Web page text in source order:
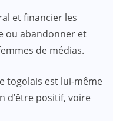
et financier les
ou abandonner et
de médias.
togolais est lui-même
d’être positif, voire